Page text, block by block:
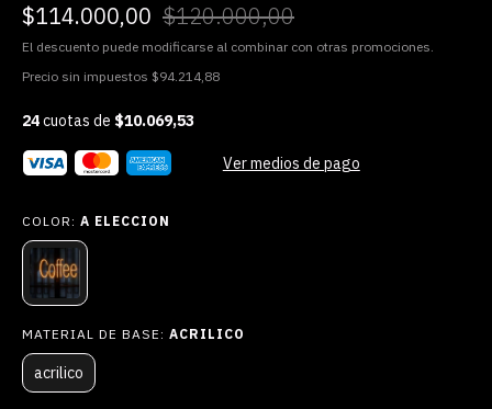
$114.000,00 $120.000,00
El descuento puede modificarse al combinar con otras promociones.
Precio sin impuestos $94.214,88
24cuotas de $10.069,53
Ver medios de pago
COLOR: A ELECCION
MATERIAL DE BASE: ACRILICO
acrilico